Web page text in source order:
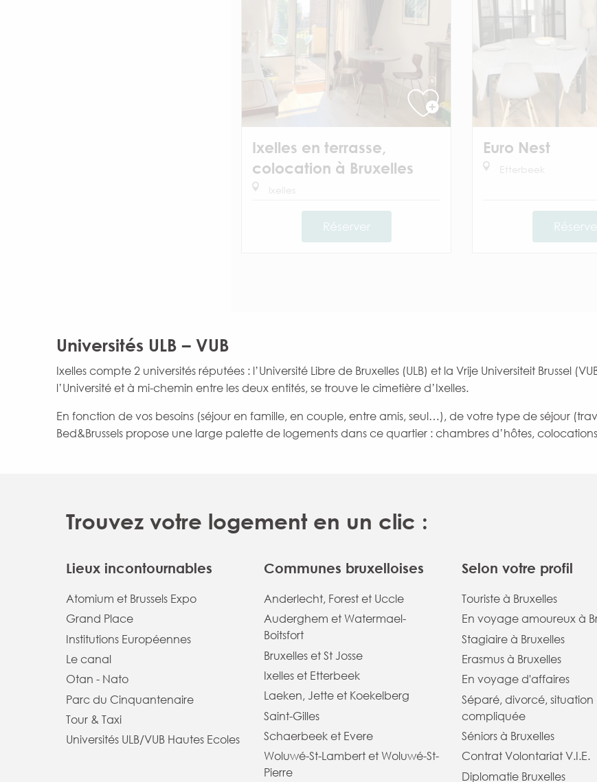
Ixelles en terrasse,
colocation à Bruxelles
Ixelles
Réserver
Euro Nest
Etterbeek
Universités ULB – VUB
Ixelles compte 2 universités réputées : l’Université Libre de Bruxelles (ULB) et la Vrije Universiteit Brussel
l’Université et à mi-chemin entre les deux entités, se trouve le cimetière d’Ixelles.
En fonction de vos besoins (séjour en famille, en couple, entre amis, seul…), de votre type de séjour
Bed&Brussels propose une large palette de logements dans ce quartier : chambres d’hôtes,
Trouvez votre logement en un clic :
Lieux incontournables
Atomium et Brussels Expo
Grand Place
Institutions Européennes
Le canal
Otan - Nato
Parc du Cinquantenaire
Tour & Taxi
Universités ULB/VUB Hautes Ecoles
Communes bruxelloises
Anderlecht, Forest et Uccle
Auderghem et Watermael-
Boitsfort
Bruxelles et St Josse
Ixelles et Etterbeek
Laeken, Jette et Koekelberg
Saint-Gilles
Schaerbeek et Evere
Woluwé-St-Lambert et Woluwé-St-
Pierre
Selon votre profil
Touriste à Bruxelles
En voyage amoureux à
Stagiaire à Bruxelles
Erasmus à Bruxelles
En voyage d'affaires
Séparé, divorcé, situation
compliquée
Séniors à Bruxelles
Contrat Volontariat V.I.E.
Diplomatie Bruxelles